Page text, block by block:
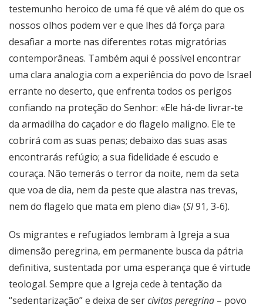
testemunho heroico de uma fé que vê além do que os
nossos olhos podem ver e que lhes dá força para
desafiar a morte nas diferentes rotas migratórias
contemporâneas. Também aqui é possível encontrar
uma clara analogia com a experiência do povo de Israel
errante no deserto, que enfrenta todos os perigos
confiando na proteção do Senhor: «Ele há-de livrar-te
da armadilha do caçador e do flagelo maligno. Ele te
cobrirá com as suas penas; debaixo das suas asas
encontrarás refúgio; a sua fidelidade é escudo e
couraça. Não temerás o terror da noite, nem da seta
que voa de dia, nem da peste que alastra nas trevas,
nem do flagelo que mata em pleno dia» (Sl91, 3-6).
Os migrantes e refugiados lembram à Igreja a sua
dimensão peregrina, em permanente busca da pátria
definitiva, sustentada por uma esperança que é virtude
teologal. Sempre que a Igreja cede à tentação da
“sedentarização” e deixa de sercivitas peregrina – povo